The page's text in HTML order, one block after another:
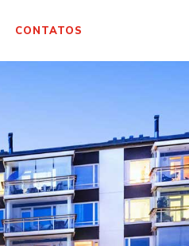
CONTATOS